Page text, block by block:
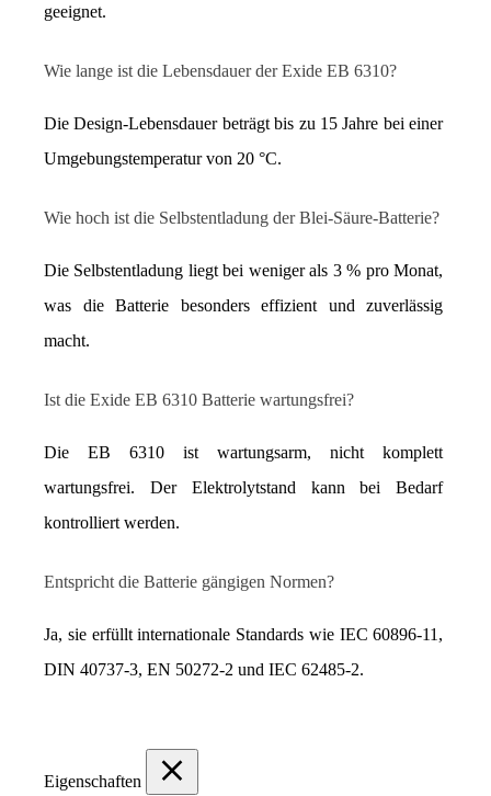
geeignet.
Wie lange ist die Lebensdauer der Exide EB 6310?
Die Design-Lebensdauer beträgt bis zu 15 Jahre bei einer
Umgebungstemperatur von 20 °C.
Wie hoch ist die Selbstentladung der Blei-Säure-Batterie?
Die Selbstentladung liegt bei weniger als 3 % pro Monat,
was die Batterie besonders effizient und zuverlässig
macht.
Ist die Exide EB 6310 Batterie wartungsfrei?
Die EB 6310 ist wartungsarm, nicht komplett
wartungsfrei. Der Elektrolytstand kann bei Bedarf
kontrolliert werden.
Entspricht die Batterie gängigen Normen?
Ja, sie erfüllt internationale Standards wie IEC 60896-11,
DIN 40737-3, EN 50272-2 und IEC 62485-2.
Eigenschaften